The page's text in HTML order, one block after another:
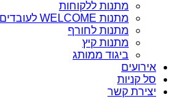
מתנות ללקוחות
מתנות WELCOME לעובדים
מתנות לחורף
מתנות קיץ
ביגוד ממותג
אירועים
סל קניות
יצירת קשר